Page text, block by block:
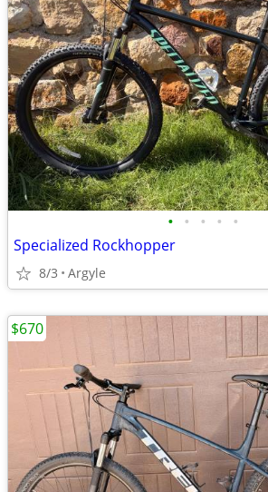
• • • • •
Specialized Rockhopper
8/3 Argyle
$670